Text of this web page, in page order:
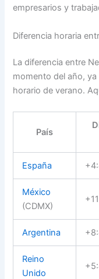
empresarios y
Diferencia horaria
La diferencia entre
momento del año,
horario de verano.
País
España
México
(CDMX)
Argentina
Reino
Unido